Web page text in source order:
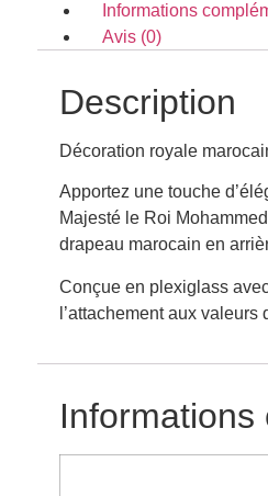
Informations
Avis (0)
Description
Décoration royale
Apportez une touche
Majesté le Roi
drapeau marocain en
Conçue en plexiglass
l’attachement aux valeurs
Informations